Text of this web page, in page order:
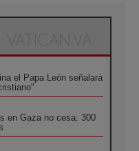
el Papa León señalará
en Gaza no cesa: 300